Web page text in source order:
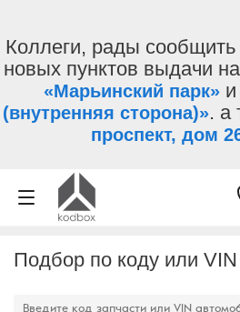
Коллеги, рады сообщить
новых пунктов выдачи на
«Марьинский парк» и
(внутренняя сторона)». а
проспект, дом
Подбор по коду или